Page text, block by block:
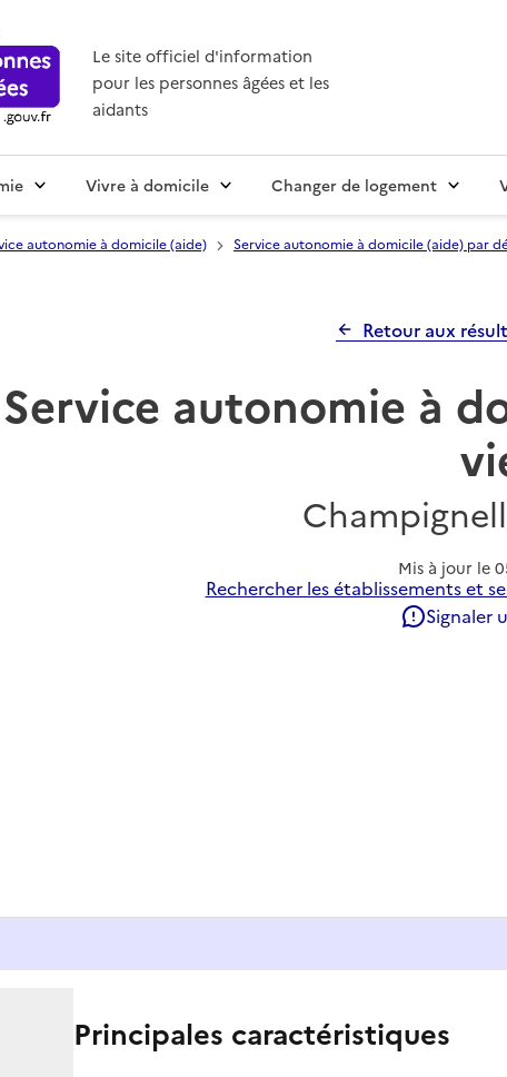
Le site officiel d'information
pour les personnes âgées et les
aidants
Vivre à domicile Changer de logement
autonomie à domicile (aide) Service autonomie à domicile (aide) par
Retour aux
Service autonomie à
Mis à jour le
Rechercher les établissements et
Signaler
Principales caractéristiques